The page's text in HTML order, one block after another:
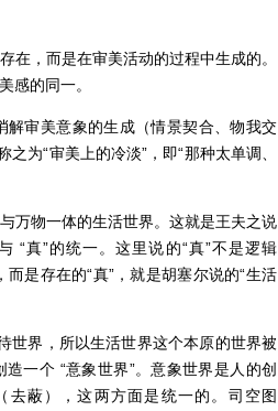
在，而是在审美活动的过程中生成的。
感的同一。
审美意象的生成（情景契合、物我交
为“审美上的冷淡”，即“那种太单调、
万物一体的生活世界。这就是王夫之说
“真”的统一。这里说的“真”不是逻辑
而是存在的“真”，就是胡塞尔说的“生活
世界，所以生活世界这个本原的世界被
一个 “意象世界”。意象世界是人的创
蔽），这两方面是统一的。司空图